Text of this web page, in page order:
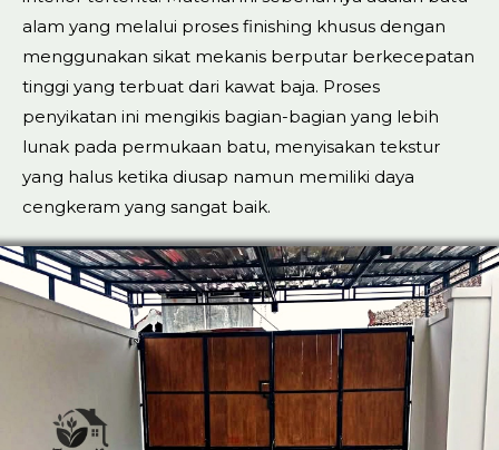
alam yang melalui proses finishing khusus dengan
menggunakan sikat mekanis berputar berkecepatan
tinggi yang terbuat dari kawat baja. Proses
penyikatan ini mengikis bagian-bagian yang lebih
lunak pada permukaan batu, menyisakan tekstur
yang halus ketika diusap namun memiliki daya
cengkeram yang sangat baik.